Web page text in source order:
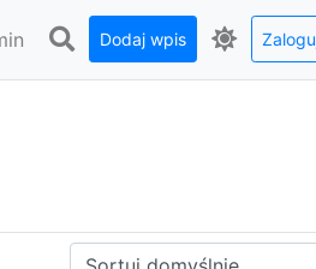
Dodaj wpis
Sortuj: